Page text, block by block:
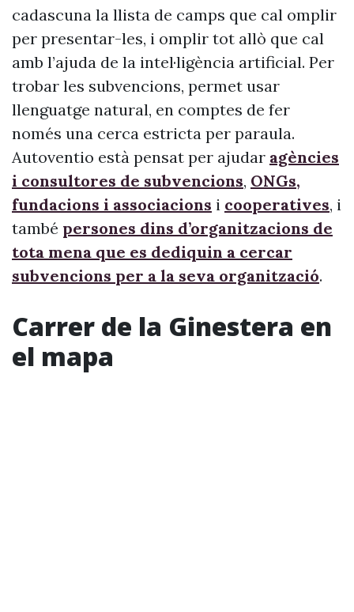
cadascuna la llista de camps que cal omplir
per presentar-les, i omplir tot allò que cal
amb l’ajuda de la intel·ligència artificial. Per
trobar les subvencions, permet usar
llenguatge natural, en comptes de fer
només una cerca estricta per paraula.
Autoventio està pensat per ajudar agències
i consultores de subvencions, ONGs,
fundacions i associacions i cooperatives, i
també persones dins d’organitzacions de
tota mena que es dediquin a cercar
subvencions per a la seva organització.
Carrer de la Ginestera en
el mapa